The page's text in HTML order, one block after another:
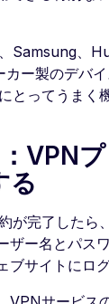
Samsung、
ー製のデバ
とってうまく
VPN
る
が完了したら
ザー名とパス
ブサイトにロ